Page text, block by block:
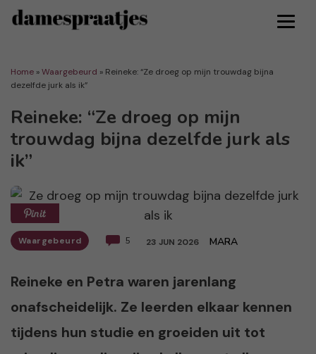
Home »Waargebeurd » Reineke: “Ze droeg op mijn trouwdag bijna
dezelfde jurk als ik”
Reineke: “Ze droeg op mijn
trouwdag bijna dezelfde jurk als
ik”
Waargebeurd 5 23 JUN 2026 MARA
Reineke en Petra waren jarenlang
onafscheidelijk. Ze leerden elkaar kennen
tijdens hun studie en groeiden uit tot